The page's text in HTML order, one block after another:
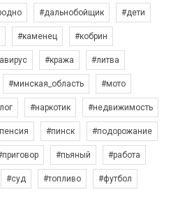
#дальнобойщик #дети
#каменец #кобрин
#кража #литва
#минская_область #мото
#наркотик #недвижимость
#пинск #подорожание
#пьяный #работа
#суд #топливо #футбол